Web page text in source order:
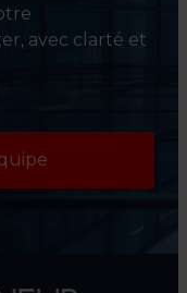
avec clarté et